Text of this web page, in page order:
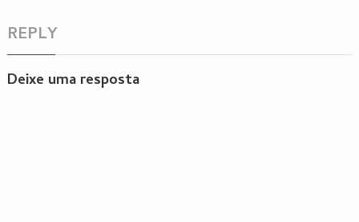
REPLY
Deixe uma resposta